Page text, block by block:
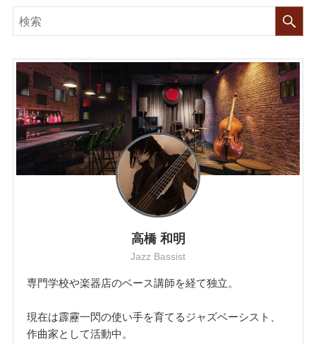
高橋 和明
Jazz Bassist
専門学校や楽器店のベース講師を経て独立。
現在は霹靂一閃の使い手を育てるジャズベーシスト、
作曲家として活動中。